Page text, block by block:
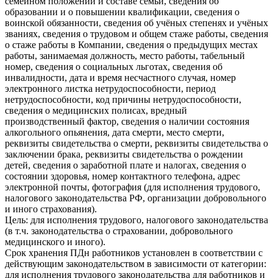
образовании и о повышении квалификации, сведения о
воинской обязанности, сведения об учёных степенях и учёных
званиях, сведения о трудовом и общем стаже работы, сведения
о стаже работы в Компании, сведения о предыдущих местах
работы, занимаемая должность, место работы, табельный
номер, сведения о социальных льготах, сведения об
инвалидности, дата и время несчастного случая, номер
электронного листка нетрудоспособности, период
нетрудоспособности, код причины нетрудоспособности,
сведения о медицинских полисах, вредный
производственный фактор, сведения о наличии состояния
алкогольного опьянения, дата смерти, место смерти,
реквизиты свидетельства о смерти, реквизиты свидетельства о
заключении брака, реквизиты свидетельства о рождении
детей, сведения о заработной плате и налогах, сведения о
состоянии здоровья, номер контактного телефона, адрес
электронной почты, фотография (для исполнения трудового,
налогового законодательства РФ, организации добровольного
и иного страхования).
Цель: для исполнения трудового, налогового законодательства
(в т.ч. законодательства о страховании, добровольного
медицинского и иного).
Срок хранения ПДн работников установлен в соответствии с
действующим законодательством в зависимости от категории:
для исполнения трудового законодательства для работников и